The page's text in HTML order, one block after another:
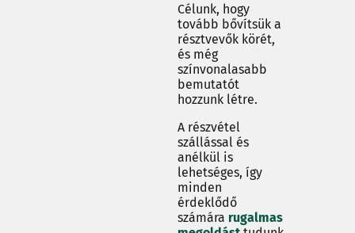
Célunk, hogy
tovább bővítsük a
résztvevők körét,
és még
színvonalasabb
bemutatót
hozzunk létre.
A részvétel
szállással és
anélkül is
lehetséges, így
minden
érdeklődő
számára rugalmas